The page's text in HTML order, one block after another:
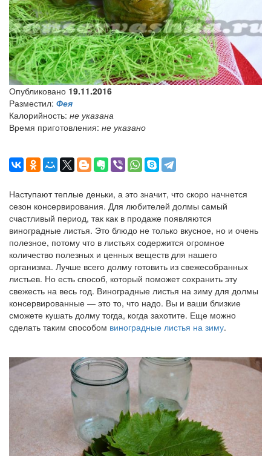
Опубликовано 19.11.2016
Разместил: Фея
Калорийность: не указана
Время приготовления: не указано
Наступают теплые деньки, а это значит, что скоро начнется
сезон консервирования. Для любителей долмы самый
счастливый период, так как в продаже появляются
виноградные листья. Это блюдо не только вкусное, но и очень
полезное, потому что в листьях содержится огромное
количество полезных и ценных веществ для нашего
организма. Лучше всего долму готовить из свежесобранных
листьев. Но есть способ, который поможет сохранить эту
свежесть на весь год. Виноградные листья на зиму для долмы
консервированные — это то, что надо. Вы и ваши близкие
сможете кушать долму тогда, когда захотите. Еще можно
сделать таким способом виноградные листья на зиму.